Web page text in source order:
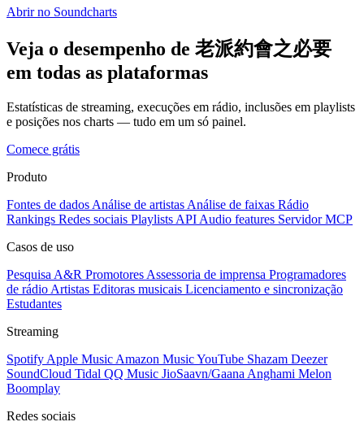
Abrir no Soundcharts
Veja o desempenho de 老派約會之必要
em todas as plataformas
Estatísticas de streaming, execuções em rádio, inclusões em playlists
e posições nos charts — tudo em um só painel.
Comece grátis
Produto
Fontes de dados Análise de artistas Análise de faixas Rádio
Rankings Redes sociais Playlists API Audio features Servidor MCP
Casos de uso
Pesquisa A&R Promotores Assessoria de imprensa Programadores
de rádio Artistas Editoras musicais Licenciamento e sincronização
Estudantes
Streaming
Spotify Apple Music Amazon MusicYouTube Shazam Deezer
SoundCloud Tidal QQ Music JioSaavn/Gaana Anghami Melon
Boomplay
Redes sociais